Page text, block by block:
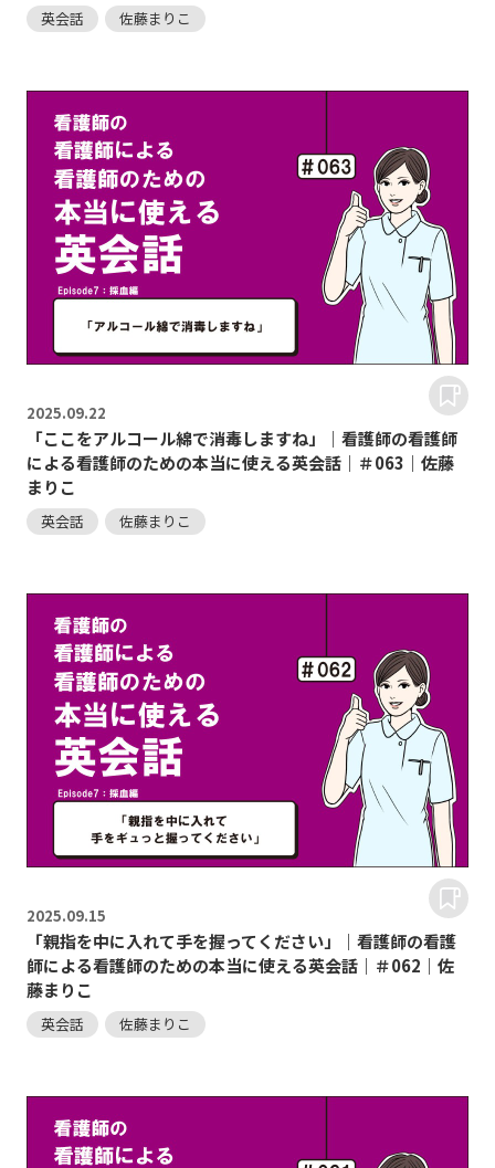
英会話 佐藤まりこ
2025.09.22
「ここをアルコール綿で消毒しますね」｜看護師の看護師
による看護師のための本当に使える英会話｜＃063｜佐藤
まりこ
英会話 佐藤まりこ
2025.09.15
「親指を中に入れて手を握ってください」｜看護師の看護
師による看護師のための本当に使える英会話｜＃062｜佐
藤まりこ
英会話 佐藤まりこ